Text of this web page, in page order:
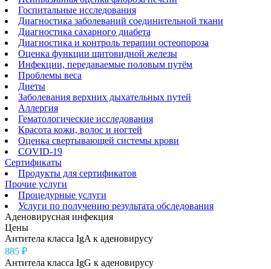
Госпитальные исследования
Диагностика заболеваний соединительной ткани
Диагностика сахарного диабета
Диагностика и контроль терапии остеопороза
Оценка функции щитовидной железы
Инфекции, передаваемые половым путём
Проблемы веса
Диеты
Заболевания верхних дыхательных путей
Аллергия
Гематологические исследования
Красота кожи, волос и ногтей
Оценка свертывающей системы крови
COVID-19
Сертификаты
Продукты для сертификатов
Прочие услуги
Процедурные услуги
Услуги по получению результата обследования
Аденовирусная инфекция
Цены
Антитела класса IgA к аденовирусу
885 ₽
Антитела класса IgG к аденовирусу